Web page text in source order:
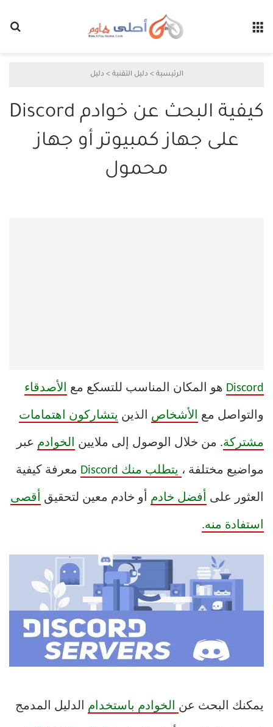
الرئيسية > دليل التقنية > دليل
كيفية البحث عن خوادم Discord
على جهاز كمبيوتر أو جهاز
محمول
Discord هو المكان المناسب للتسكع مع الأصدقاء
والتواصل مع الأشخاص الذين يتشاركون اهتمامات
مشتركة. من خلال الوصول إلى ملايين الخوادم عبر
مواضيع مختلفة ، يتطلب منك Discord معرفة كيفية
العثور على أفضل خادم أو خادم معين لتحقيق أقصى
استفادة منه.
يمكنك البحث عن الخوادم باستخدام الدليل المدمج